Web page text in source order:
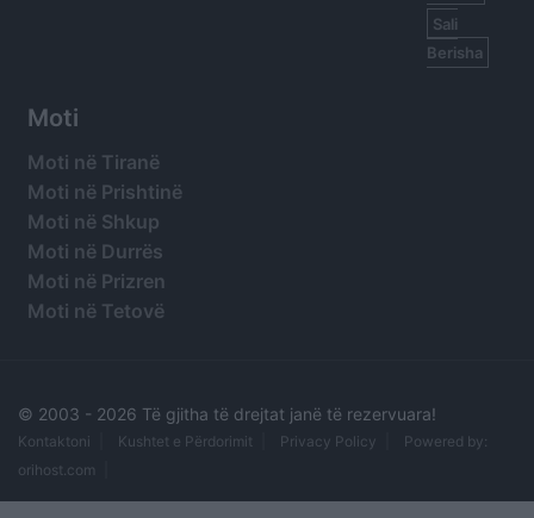
Sali
Berisha
Moti
Moti në Tiranë
Moti në Prishtinë
Moti në Shkup
Moti në Durrës
Moti në Prizren
Moti në Tetovë
© 2003 - 2026 Të gjitha të drejtat janë të rezervuara!
Kontaktoni Kushtet e Përdorimit Privacy Policy
Powered by:
orihost.com